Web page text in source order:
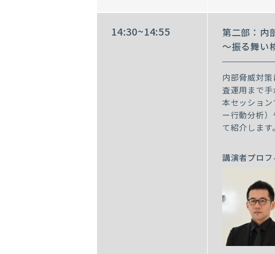
14:30~14:55
第二部：内
～振る舞い
内部脅威対
査運用まで手
本セッショ
ー行動分析
て紹介します。
講演者プロフ